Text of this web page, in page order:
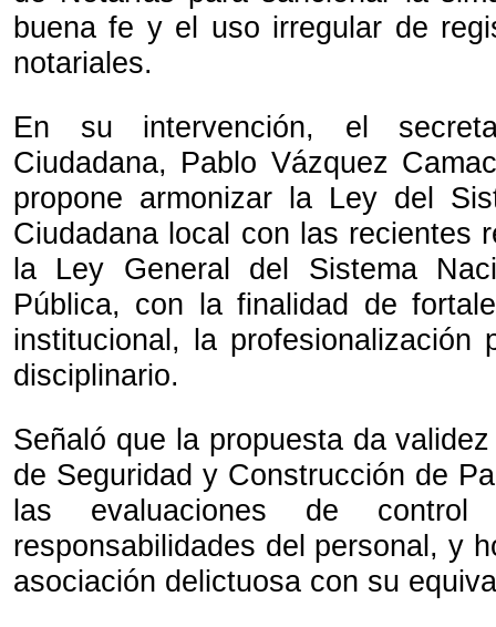
buena fe y el uso irregular de
notariales.
En su intervención, el
Ciudadana, Pablo Vázquez
propone armonizar la Ley del
Ciudadana local con las recientes
la Ley General del Sistema
Pública, con la finalidad de
institucional, la profesionalización
disciplinario.
Señaló que la propuesta da
de Seguridad y Construcción de
las evaluaciones de
responsabilidades del personal, y
asociación delictuosa con su